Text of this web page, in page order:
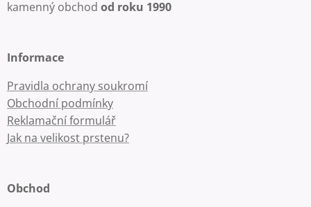
kamenný obchod od roku 1990
Informace
Pravidla ochrany soukromí
Obchodní podmínky
Reklamační formulář
Jak na velikost prstenu?
Obchod